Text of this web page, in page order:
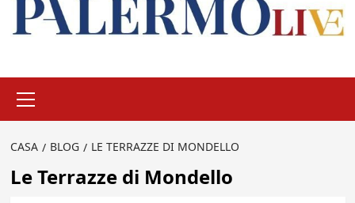
principale
CASA BLOG LE TERRAZZE DI MONDELLO
Le Terrazze di Mondello